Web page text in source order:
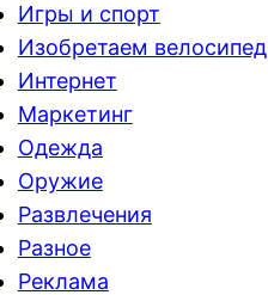
Игры и спорт
Изобретаем велосипед
Интернет
Маркетинг
Одежда
Оружие
Развлечения
Разное
Реклама